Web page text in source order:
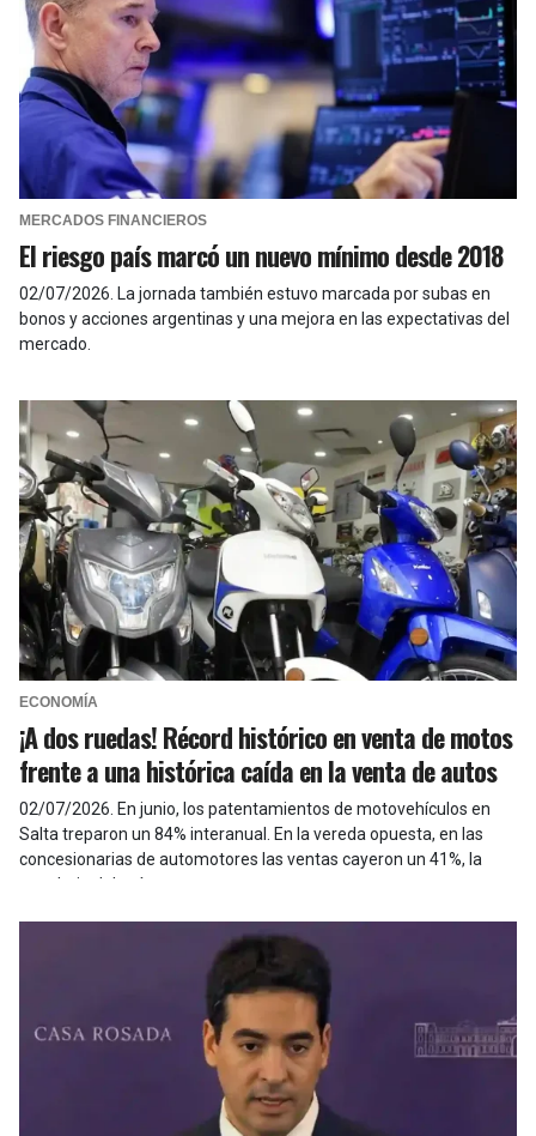
MERCADOS FINANCIEROS
El riesgo país marcó un nuevo mínimo desde 2018
02/07/2026 La jornada también estuvo marcada por subas en
bonos y acciones argentinas y una mejora en las expectativas del
mercado.
ECONOMÍA
¡A dos ruedas! Récord histórico en venta de motos
frente a una histórica caída en la venta de autos
02/07/2026 En junio, los patentamientos de motovehículos en
Salta treparon un 84% interanual. En la vereda opuesta, en las
concesionarias de automotores las ventas cayeron un 41%, la
peor baja del país.